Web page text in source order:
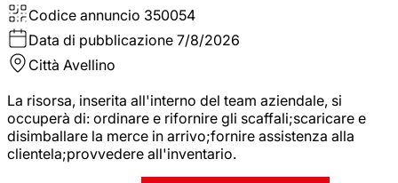
Codice annuncio 350054
Data di pubblicazione 7/8/2026
Città Avellino
La risorsa, inserita all'interno del team aziendale, si
occuperà di: ordinare e rifornire gli scaffali;scaricare e
disimballare la merce in arrivo;fornire assistenza alla
clientela;provvedere all'inventario.